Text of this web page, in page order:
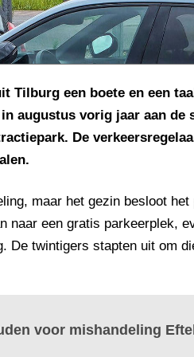
Tilburg een boete en een
augustus vorig jaar aan de
De
maar het gezin besloot
naar een gratis parkeerplek,
De twintigers stapten uit om
voor mishandeling